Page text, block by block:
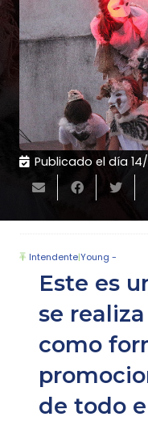
Publicado el día
Intendente|Young -
Este es
se
como
de todo